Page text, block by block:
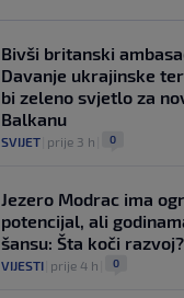
Bivši britanski
Davanje ukrajinske
bi zeleno svjetlo za
Balkanu
SVIJET prije 3 h 0
Jezero Modrac ima
potencijal, ali
šansu: Šta koči razvoj?
VIJESTI prije 4 h 0